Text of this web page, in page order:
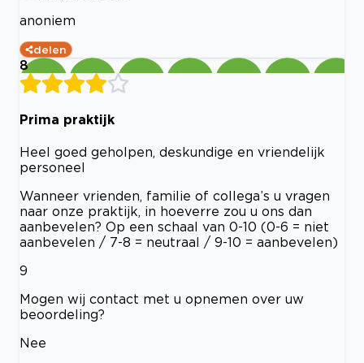
anoniem
delen
8
Prima praktijk
Heel goed geholpen, deskundige en vriendelijk
personeel
Wanneer vrienden, familie of collega’s u vragen
naar onze praktijk, in hoeverre zou u ons dan
aanbevelen? Op een schaal van 0-10 (0-6 = niet
aanbevelen / 7-8 = neutraal / 9-10 = aanbevelen)
9
Mogen wij contact met u opnemen over uw
beoordeling?
Nee